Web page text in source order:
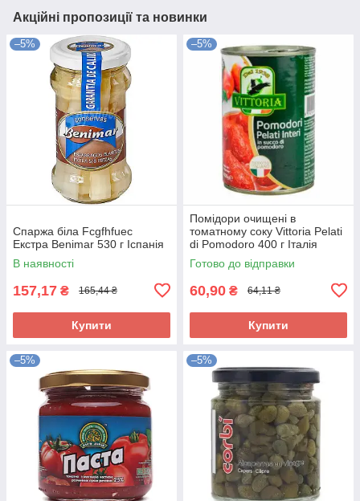
Акційні пропозиції та новинки
–5%
Спаржа біла Fcgfhfuec
Екстра Benimar 530 г Іспанія
В наявності
157,17 ₴ 165,44 ₴
Купити
–5%
Помідори очищені в
томатному соку Vittoria Pelati
di Pomodoro 400 г Італія
Готово до відправки
60,90 ₴ 64,11 ₴
Купити
–5% –5%